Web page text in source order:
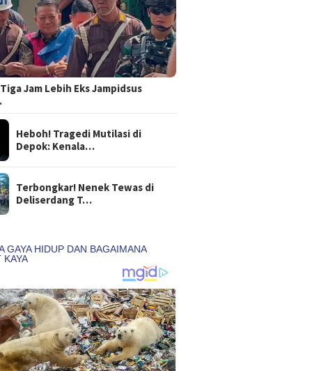
Jam Lebih Eks Jampidsus
Heboh! Tragedi Mutilasi di
Depok: Kenala…
Terbongkar! Nenek Tewas di
Deliserdang T…